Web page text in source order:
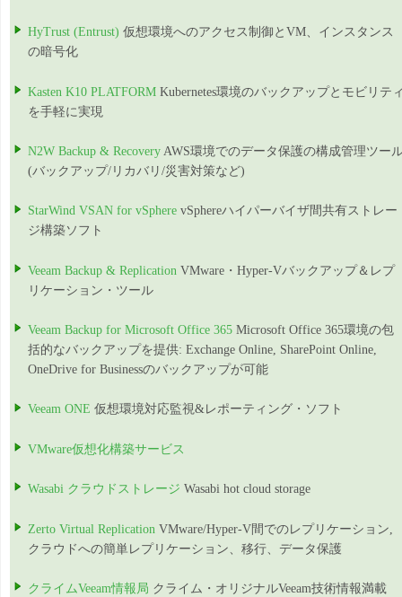
HyTrust (Entrust) 仮想環境へのアクセス制御とVM、インスタンス
の暗号化
Kasten K10 PLATFORM Kubernetes環境のバックアップとモビリテ
を手軽に実現
N2W Backup & Recovery AWS環境でのデータ保護の構成管理ツー
(バックアップ/リカバリ/災害対策など)
StarWind VSAN for vSphere vSphereハイパーバイザ間共有ストレー
ジ構築ソフト
Veeam Backup & Replication VMware・Hyper-Vバックアップ＆レプ
リケーション・ツール
Veeam Backup for Microsoft Office 365 Microsoft Office 365環境の包
括的なバックアップを提供: Exchange Online, SharePoint Online,
OneDrive for Businessのバックアップが可能
Veeam ONE 仮想環境対応監視&レポーティング・ソフト
VMware仮想化構築サービス
Wasabi クラウドストレージ Wasabi hot cloud storage
Zerto Virtual Replication VMware/Hyper-V間でのレプリケーション,
クラウドへの簡単レプリケーション、移行、データ保護
クライムVeeam情報局 クライム・オリジナルVeeam技術情報満載